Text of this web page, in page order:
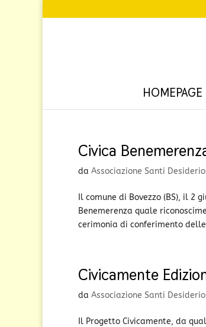
HOMEPAGE
Civica
da Associazione Santi
Il comune di Bovezzo (BS), il 2
Benemerenza quale
cerimonia di conferimento delle
Civicamente
da Associazione Santi
Il Progetto Civicamente, da